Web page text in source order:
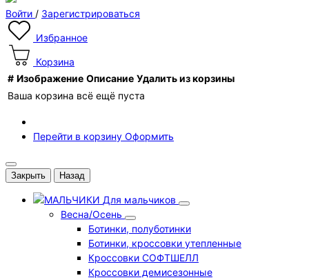
Войти / Зарегистрироваться
Избранное
Корзина
# Изображение Описание Удалить из корзины
Ваша корзина всё ещё пуста
Перейти в корзину Оформить
Закрыть Назад
Для мальчиков
Весна/Осень
Ботинки, полуботинки
Ботинки, кроссовки утепленные
Кроссовки СОФТШЕЛЛ
Кроссовки демисезонные